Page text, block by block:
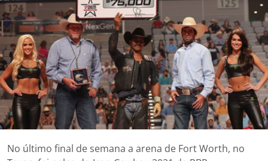
No último final de semana a arena de Fort Worth, no